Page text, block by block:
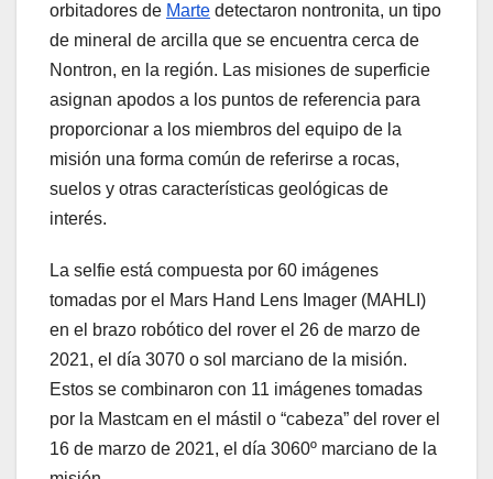
orbitadores de Marte detectaron nontronita, un tipo
de mineral de arcilla que se encuentra cerca de
Nontron, en la región. Las misiones de superficie
asignan apodos a los puntos de referencia para
proporcionar a los miembros del equipo de la
misión una forma común de referirse a rocas,
suelos y otras características geológicas de
interés.
La selfie está compuesta por 60 imágenes
tomadas por el Mars Hand Lens Imager (MAHLI)
en el brazo robótico del rover el 26 de marzo de
2021, el día 3070 o sol marciano de la misión.
Estos se combinaron con 11 imágenes tomadas
por la Mastcam en el mástil o “cabeza” del rover el
16 de marzo de 2021, el día 3060º marciano de la